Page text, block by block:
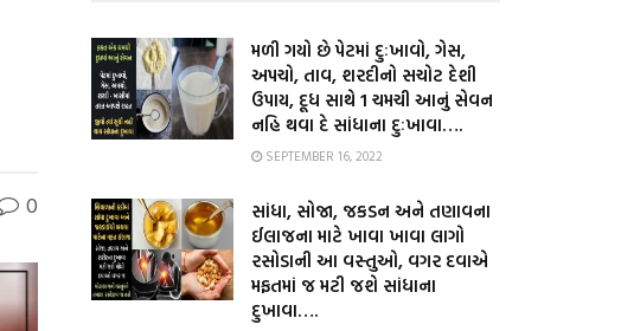
0
મળી ગયો છે પેટમાં દુઃખાવો, ગેસ,
અપચો, તાવ, શરદીનો સચોટ દેશી
ઉપાય, દૂધ સાથે 1 ચમચી આનું સેવન
નહિ થવા દે સાંધાના દુઃખાવા….
SEPTEMBER 16, 2022
સાંધા, સોજા, જકડન અને તણાવના
ઈલાજના માટે ખાવા ખાવા લાગો
રસોડાની આ વસ્તુઓ, વગર દવાએ
મફતમાં જ મટી જશે સાંધાના
દુખાવા….